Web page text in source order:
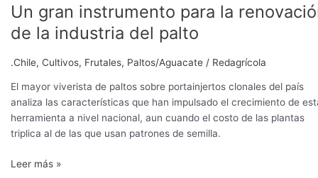
Un gran instrumento para la
de la industria del palto
.Chile, Cultivos, Frutales, Paltos/Aguacate / Redagrícola
El mayor viverista de paltos sobre portainjertos clonales del país
analiza las características que han impulsado el crecimiento de
herramienta a nivel nacional, aun cuando el costo de las plantas
triplica al de las que usan patrones de semilla.
Un
gran
instrumento
renovación
de
la
industria
palto
Leer más »